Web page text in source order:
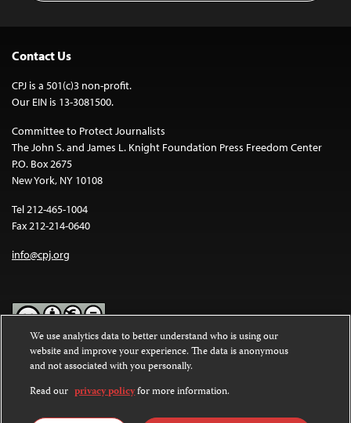
Contact Us
CPJ is a 501(c)3 non-profit.
Our EIN is 13-3081500.
Committee to Protect Journalists
The John S. and James L. Knight Foundation Press Freedom Center
P.O. Box 2675
New York, NY 10108
Tel 212-465-1004
Fax 212-214-0640
info@cpj.org
Except where noted, text on this website is licensed under a
Commons Attribution-NonCommercial-NoDerivatives 4.0
International License.
Images and other media are not covered by the Creative Commons
We use analytics data to better understand who is using our
website and improve your experience. The data is anonymous
and not associated with you personally.
Read our privacy policyfor more information.